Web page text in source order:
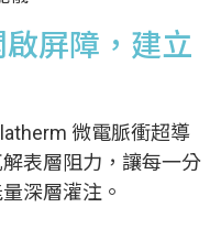
啟屏障，建立
微電脈衝超導
表層阻力，讓每一分
深層灌注。